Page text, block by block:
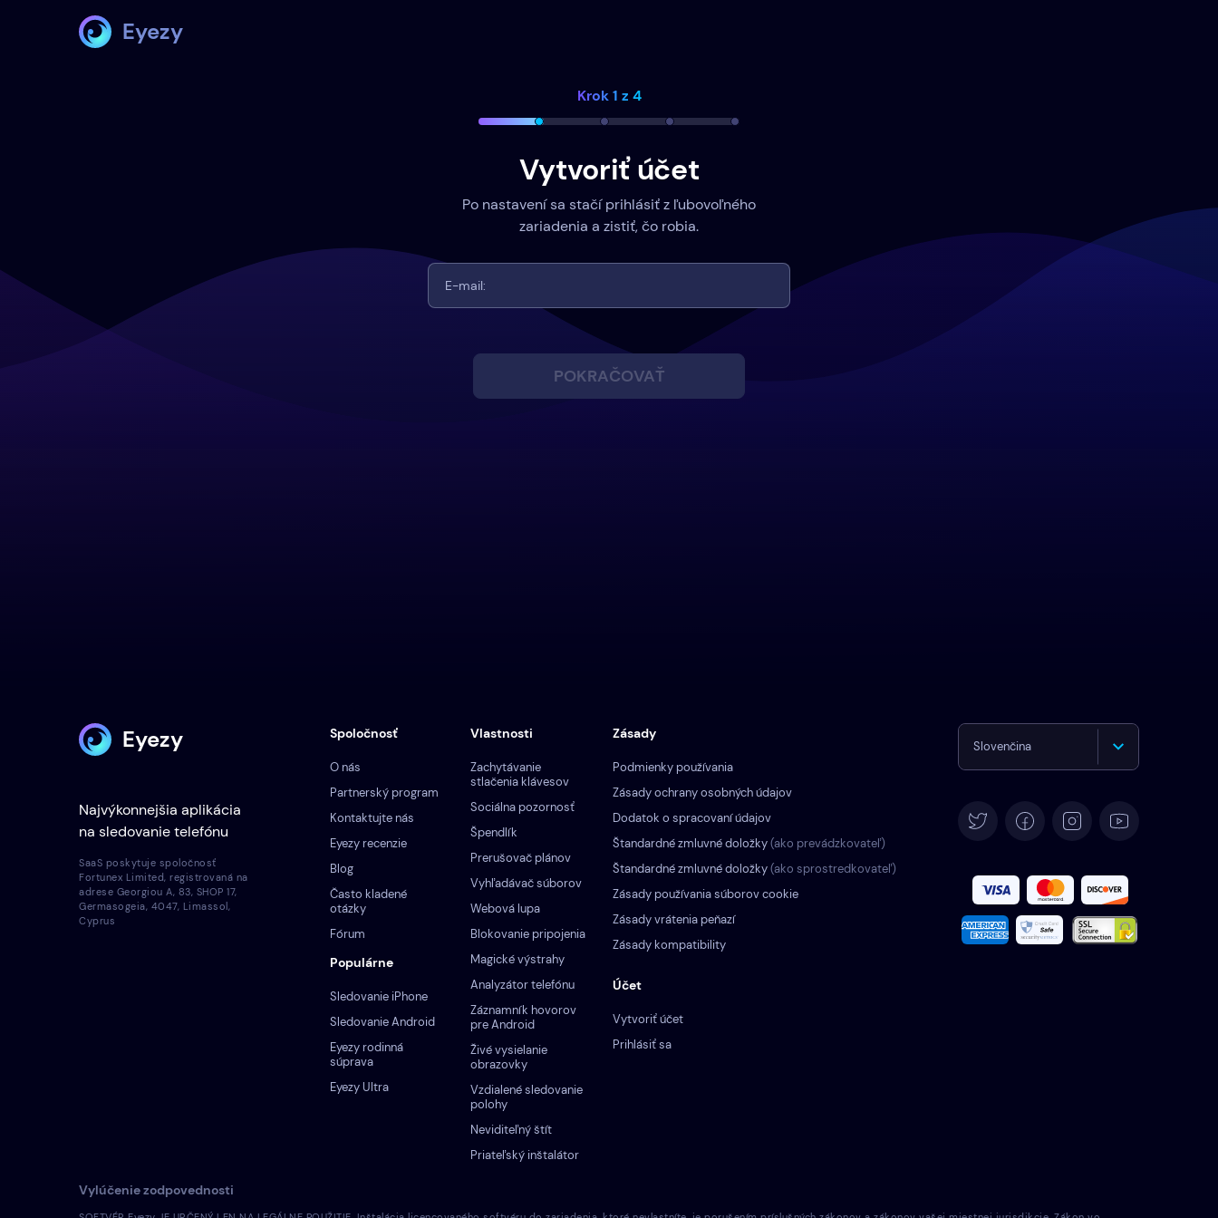
Eyezy
Krok 1 z 4
Vytvoriť účet
Po nastavení sa stačí prihlásiť z ľubovoľného
zariadenia a zistiť, čo robia.
POKRAČOVAŤ
Eyezy
Najvýkonnejšia aplikácia
na sledovanie telefónu
Spoločnosť
O nás
Partnerský program
Kontaktujte nás
Eyezy recenzie
Blog
Často kladené
otázky
Fórum
Populárne
Sledovanie iPhone
Sledovanie Android
Eyezy rodinná
súprava
Eyezy Ultra
Účet
Vytvoriť účet
Prihlásiť sa
Zásady
Podmienky používania
Zásady ochrany osobných údajov
Dodatok o spracovaní údajov
Štandardné zmluvné doložky(ako prevádzkovateľ)
Štandardné zmluvné doložky(ako sprostredkovateľ)
Zásady používania súborov cookie
Zásady vrátenia peňazí
Zásady kompatibility
Vlastnosti
Zachytávanie
stlačenia klávesov
Sociálna pozornosť
Špendlík
Prerušovač plánov
Vyhľadávač súborov
Webová lupa
Blokovanie pripojenia
Magické výstrahy
Analyzátor telefónu
Záznamník hovorov
pre Android
Živé vysielanie
obrazovky
Vzdialené sledovanie
polohy
Neviditeľný štít
Priateľský inštalátor
Slovenčina
Español
Français
SaaS poskytuje spoločnosť
Fortunex Limited, registrovaná na
adrese Georgiou A, 83, SHOP 17,
Germasogeia, 4047, Limassol,
Cyprus
Vylúčenie zodpovednosti